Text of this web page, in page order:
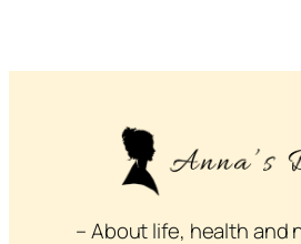
– About life, health and